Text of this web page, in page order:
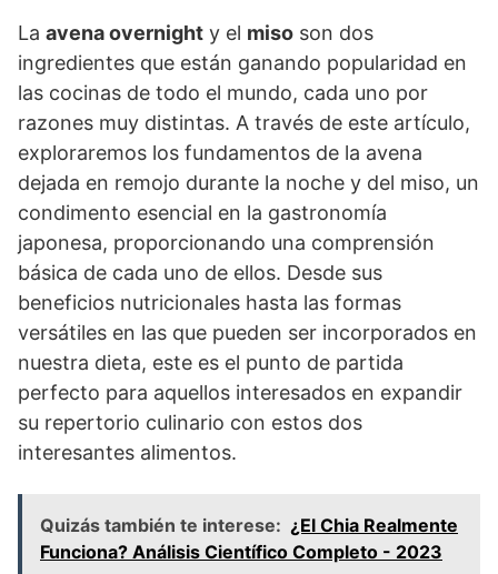
La avena overnight y el miso son dos
ingredientes que están ganando popularidad en
las cocinas de todo el mundo, cada uno por
razones muy distintas. A través de este artículo,
exploraremos los fundamentos de la avena
dejada en remojo durante la noche y del miso, un
condimento esencial en la gastronomía
japonesa, proporcionando una comprensión
básica de cada uno de ellos. Desde sus
beneficios nutricionales hasta las formas
versátiles en las que pueden ser incorporados en
nuestra dieta, este es el punto de partida
perfecto para aquellos interesados en expandir
su repertorio culinario con estos dos
interesantes alimentos.
Quizás también te interese: ¿El Chia Realmente
Funciona? Análisis Científico Completo - 2023